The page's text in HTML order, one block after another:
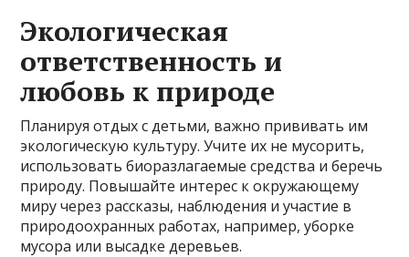
Экологическая
ответственность и
любовь к природе
Планируя отдых с детьми, важно прививать им
экологическую культуру. Учите их не мусорить,
использовать биоразлагаемые средства и беречь
природу. Повышайте интерес к окружающему
миру через рассказы, наблюдения и участие в
природоохранных работах, например, уборке
мусора или высадке деревьев.